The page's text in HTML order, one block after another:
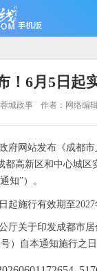
！6月5日起
城政事 作者：网络编
府网站发布《成都
都高新区和中心城区
知”）。
起施行有效期至2027
厅关于印发成都市
）自本通知施行之日